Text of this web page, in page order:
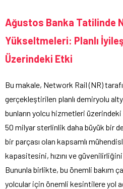
Ağustos Banka Tatilinde
Yükseltmeleri: Planlı
Üzerindeki Etki
Bu makale, Network Rail (NR)
gerçekleştirilen planlı demiryolu
bunların yolcu hizmetleri
50 milyar sterlinlik daha büyük bir
bir parçası olan kapsamlı
kapasitesini, hızını ve güvenilirliğini
Bununla birlikte, bu önemli bakım
yolcular için önemli kesintilere yol